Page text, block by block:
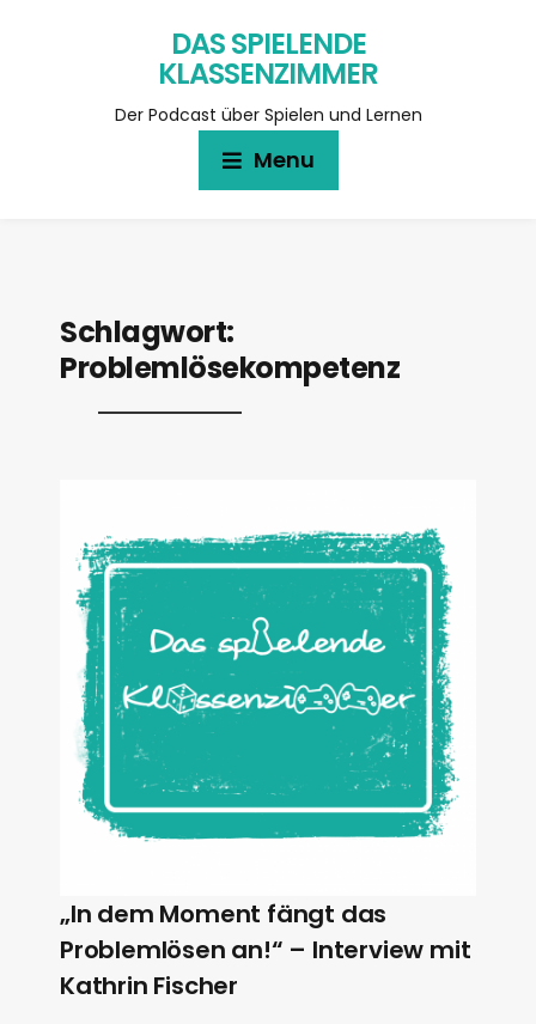
DAS SPIELENDE
KLASSENZIMMER
Der Podcast über Spielen und Lernen
Menu
Schlagwort:
Problemlösekompetenz
„In dem Moment fängt das
Problemlösen an!“ – Interview mit
Kathrin Fischer